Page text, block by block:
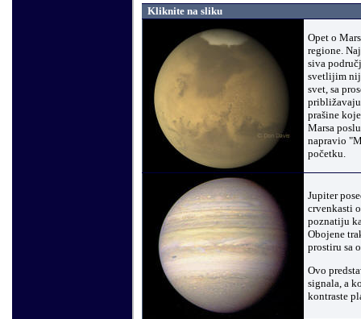
Kliknite na sliku
Opet o
regione.
siva
svetlijim
svet, sa
približavaju
prašine
Marsa
napravio
početku.
Jupiter
crvenkasti
poznatiju
Obojene
prostiru sa
Ovo
signala, a
kontraste